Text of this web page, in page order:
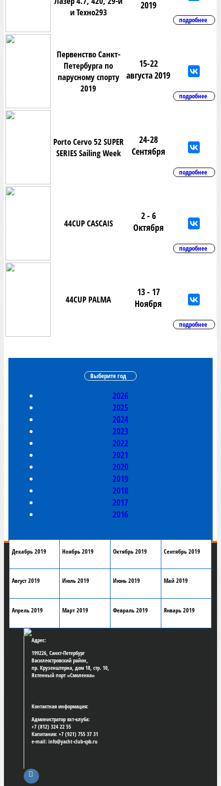
и Техно293
2019
подробнее
Первенство Санкт-
Петербурга по
парусному спорту
2019
15-22
августа 2019
подробнее
Porto Cervo 52 SUPER
SERIES Sailing Week
24-28
Сентября
подробнее
44CUP CASCAIS
2 - 6
Октября
подробнее
44CUP PALMA
13 - 17
Ноября
подробнее
Выберите год
2026
2025
2024
2023
2022
2021
2020
2019
2018
2017
2016
Декабрь 2019 Ноябрь 2019 Октябрь 2019 Сентябрь 2019
Август 2019 Июль 2019 Июнь 2019 Май 2019
Апрель 2019 Март 2019 Февраль 2019 Январь 2019
Адрес:
199226, Санкт-Петербург
Василеостровский район,
пр. Крузенштерна, дом 18, стр. 10,
Яхтенный порт «Смоленка»
Контактная информация:
Администратор яхт-клуба:
+7 (812) 324 22 55
Капитания: +7 (921) 755 37 31
e-mail: info@yacht-club-spb.ru